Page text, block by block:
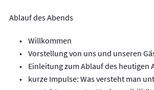
Ablauf des Abends
Willkommen
Vorstellung von uns und unseren
Einleitung zum Ablauf des heutigen
kurze Impulse: Was versteht man